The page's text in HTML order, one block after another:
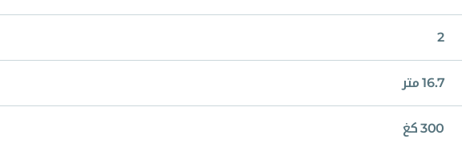
2
16.7 متر
300 كغ